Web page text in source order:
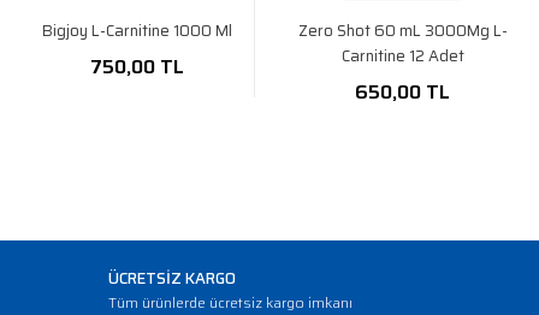
Bigjoy L-Carnitine 1000 Ml
750,00 TL
Zero Shot 60 mL 3000Mg L-
Carnitine 12 Adet
650,00 TL
ÜCRETSİZ KARGO
Tüm ürünlerde ücretsiz kargo imkanı